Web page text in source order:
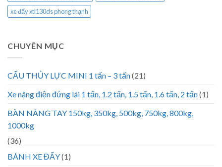
xe đẩy xtl130ds phong thạnh
CHUYÊN MỤC
CẨU THỦY LỰC MINI 1 tấn – 3 tấn(21)
Xe nâng điện đứng lái 1 tấn, 1.2 tấn, 1.5 tấn, 1.6 tấn, 2 tấn(1)
BÀN NÂNG TAY 150kg, 350kg, 500kg, 750kg, 800kg,
1000kg
(36)
BÁNH XE ĐẨY(1)